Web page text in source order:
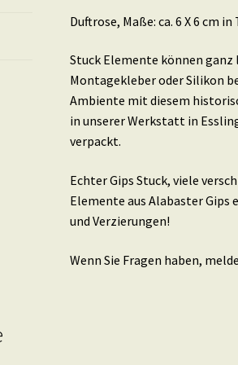
Duftrose, Maße: ca. 6 X 6 cm
Stuck Elemente können
Montagekleber oder Silikon
Ambiente mit diesem
in unserer Werkstatt in
verpackt.
Echter Gips Stuck, viele
Elemente aus Alabaster Gips
und Verzierungen!
Wenn Sie Fragen haben,